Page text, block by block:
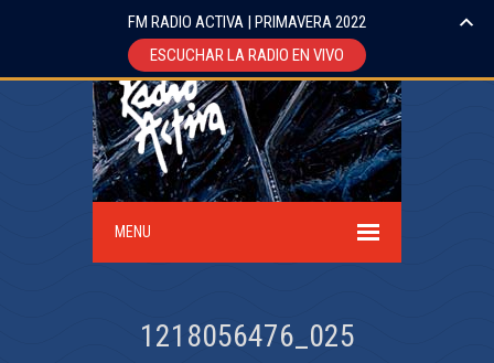
MENU
1218056476_025
FM RADIO ACTIVA | PRIMAVERA 2022
ESCUCHAR LA RADIO EN VIVO